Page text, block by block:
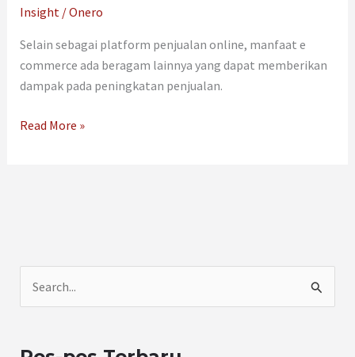
Insight/Onero
Selain sebagai platform penjualan online, manfaat e
commerce ada beragam lainnya yang dapat memberikan
dampak pada peningkatan penjualan.
Read More »